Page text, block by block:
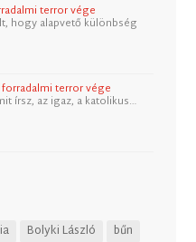
terror vége
hogy alapvető különbség
terror vége
írsz, az igaz, a katolikus…
Bolyki László
bűn